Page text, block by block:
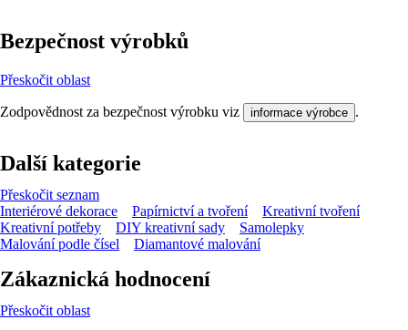
Bezpečnost výrobků
Přeskočit oblast
Zodpovědnost za bezpečnost výrobku viz informace výrobce .
Další kategorie
Přeskočit seznam
Interiérové dekorace
Papírnictví a tvoření
Kreativní tvoření
Kreativní potřeby
DIY kreativní sady
Samolepky
Malování podle čísel
Diamantové malování
Zákaznická hodnocení
Přeskočit oblast